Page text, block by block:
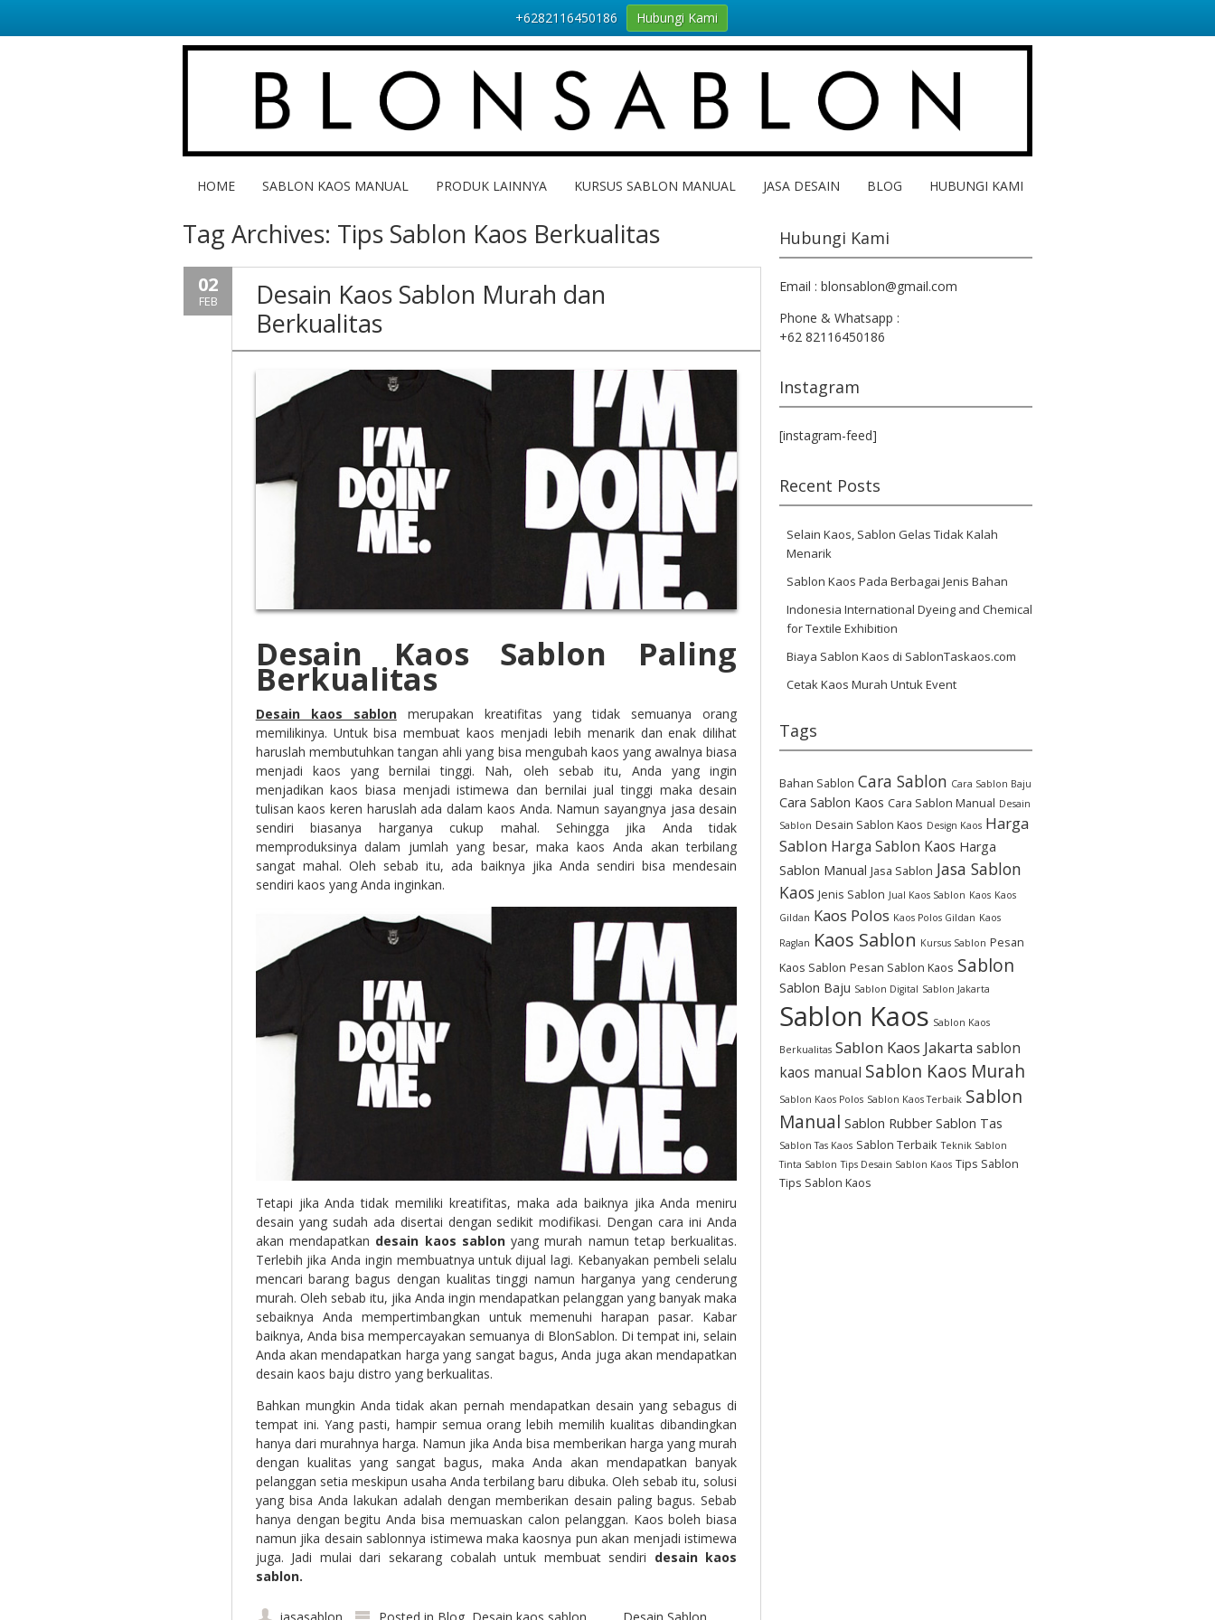
HOME SABLON KAOS MANUAL PRODUK LAINNYA KURSUS SABLON MANUAL JASA DESAIN BLOG HUBUNGI KAMI
Tag Archives: Tips Sablon Kaos Berkualitas
02
FEB
Desain Kaos Sablon Murah dan
Berkualitas
Desain Kaos Sablon Paling
Berkualitas
Desain kaos sablonmerupakan kreatifitas yang tidak semuanya orang
memilikinya. Untuk bisa membuat kaos menjadi lebih menarik dan enak dilihat
haruslah membutuhkan tangan ahli yang bisa mengubah kaos yang awalnya biasa
menjadi kaos yang bernilai tinggi. Nah, oleh sebab itu, Anda yang ingin
menjadikan kaos biasa menjadi istimewa dan bernilai jual tinggi maka desain
tulisan kaos keren haruslah ada dalam kaos Anda. Namun sayangnya jasa desain
sendiri biasanya harganya cukup mahal. Sehingga jika Anda tidak
memproduksinya dalam jumlah yang besar, maka kaos Anda akan terbilang
sangat mahal. Oleh sebab itu, ada baiknya jika Anda sendiri bisa mendesain
sendiri kaos yang Anda inginkan.
Tetapi jika Anda tidak memiliki kreatifitas, maka ada baiknya jika Anda meniru
desain yang sudah ada disertai dengan sedikit modifikasi. Dengan cara ini Anda
akan mendapatkan desain kaos sablonyang murah namun tetap berkualitas.
Terlebih jika Anda ingin membuatnya untuk dijual lagi. Kebanyakan pembeli selalu
mencari barang bagus dengan kualitas tinggi namun harganya yang cenderung
murah. Oleh sebab itu, jika Anda ingin mendapatkan pelanggan yang banyak maka
sebaiknya Anda mempertimbangkan untuk memenuhi harapan pasar. Kabar
baiknya, Anda bisa mempercayakan semuanya di BlonSablon. Di tempat ini, selain
Anda akan mendapatkan harga yang sangat bagus, Anda juga akan mendapatkan
desain kaos baju distro yang berkualitas.
Bahkan mungkin Anda tidak akan pernah mendapatkan desain yang sebagus di
tempat ini. Yang pasti, hampir semua orang lebih memilih kualitas dibandingkan
hanya dari murahnya harga. Namun jika Anda bisa memberikan harga yang murah
dengan kualitas yang sangat bagus, maka Anda akan mendapatkan banyak
pelanggan setia meskipun usaha Anda terbilang baru dibuka. Oleh sebab itu, solusi
yang bisa Anda lakukan adalah dengan memberikan desain paling bagus. Sebab
hanya dengan begitu Anda bisa memuaskan calon pelanggan. Kaos boleh biasa
namun jika desain sablonnya istimewa maka kaosnya pun akan menjadi istimewa
juga. Jadi mulai dari sekarang cobalah untuk membuat sendiri desain kaos
sablon.
jasasablon Posted in Blog, Desain kaos sablon Desain Sablon
Hubungi Kami
Email : blonsablon@gmail.com
Phone & Whatsapp :
+62 82116450186
Instagram
[instagram-feed]
Recent Posts
Selain Kaos, Sablon Gelas Tidak Kalah
Menarik
Sablon Kaos Pada Berbagai Jenis Bahan
Indonesia International Dyeing and Chemical
for Textile Exhibition
Biaya Sablon Kaos di SablonTaskaos.com
Cetak Kaos Murah Untuk Event
Tags
Bahan Sablon Cara Sablon Cara Sablon Baju
Cara Sablon Kaos Cara Sablon Manual Desain
Sablon Desain Sablon Kaos Design Kaos Harga
Sablon Harga Sablon Kaos Harga
Sablon Manual Jasa Sablon Jasa Sablon
Kaos Jenis Sablon Jual Kaos Sablon Kaos Kaos
Gildan Kaos Polos Kaos Polos Gildan Kaos
Raglan Kaos Sablon Kursus Sablon Pesan
Kaos Sablon Pesan Sablon Kaos Sablon
Sablon Baju Sablon Digital Sablon Jakarta
Sablon Kaos Sablon Kaos
Berkualitas Sablon Kaos Jakarta sablon
kaos manual Sablon Kaos Murah
Sablon Kaos Polos Sablon Kaos Terbaik Sablon
Manual Sablon Rubber Sablon Tas
Sablon Tas Kaos Sablon Terbaik Teknik Sablon
Tinta Sablon Tips Desain Sablon Kaos Tips Sablon
Tips Sablon Kaos
+6282116450186 Hubungi Kami